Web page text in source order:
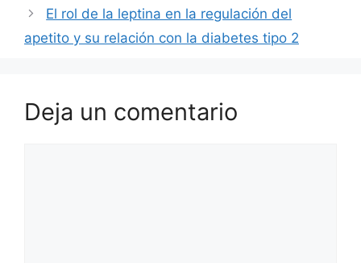
El rol de la leptina en la regulación del
apetito y su relación con la diabetes tipo 2
Deja un comentario